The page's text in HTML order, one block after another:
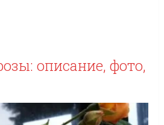
описание, фото,